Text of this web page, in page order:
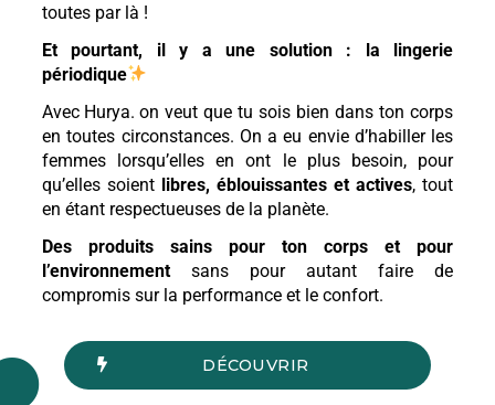
toutes par là !
Et pourtant, il y a une solution : la lingerie
périodique
Avec Hurya. on veut que tu sois bien dans ton corps
en toutes circonstances. On a eu envie d’habiller les
femmes lorsqu’elles en ont le plus besoin, pour
qu’elles soient libres, éblouissantes et actives, tout
en étant respectueuses de la planète.
Des produits sains pour ton corps et pour
l’environnementsans pour autant faire de
compromis sur la performance et le confort.
DÉCOUVRIR